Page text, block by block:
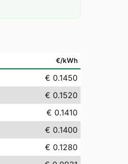
€/kWh
€ 0.1450
€ 0.1520
€ 0.1410
€ 0.1400
€ 0.1280